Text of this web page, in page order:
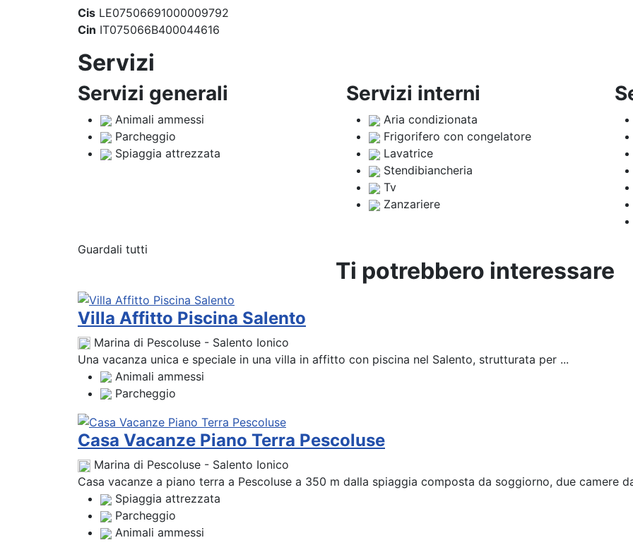
Cis LE07506691000009792
Cin IT075066B400044616
Servizi
Servizi generali
Animali ammessi
Parcheggio
Spiaggia attrezzata
Servizi interni
Aria condizionata
Frigorifero con congelatore
Lavatrice
Stendibiancheria
Tv
Zanzariere
Guardali tutti
Ti potrebbero interessare
Villa Affitto Piscina Salento
Marina di Pescoluse - Salento Ionico
Una vacanza unica e speciale in una villa in affitto con piscina nel Salento, strutturata per ...
Animali ammessi
Parcheggio
Casa Vacanze Piano Terra Pescoluse
Marina di Pescoluse - Salento Ionico
Casa vacanze a piano terra a Pescoluse a 350 m dalla spiaggia composta da soggiorno, due camere
Spiaggia attrezzata
Parcheggio
Animali ammessi